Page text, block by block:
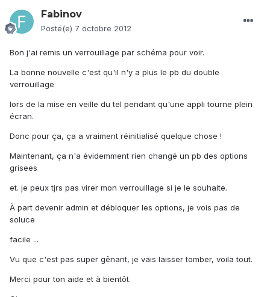
Fabinov
Posté(e) 7 octobre 2012
Bon j'ai remis un verrouillage par schéma pour voir.
La bonne nouvelle c'est qu'il n'y a plus le pb du double
verrouillage
lors de la mise en veille du tel pendant qu'une appli tourne plein
écran.
Donc pour ça, ça a vraiment réinitialisé quelque chose !
Maintenant, ça n'a évidemment rien changé un pb des options
grisees
et. je peux tjrs pas virer mon verrouillage si je le souhaite.
À part devenir admin et débloquer les options, je vois pas de
soluce
facile ...
Vu que c'est pas super gênant, je vais laisser tomber, voila tout.
Merci pour ton aide et à bientôt.